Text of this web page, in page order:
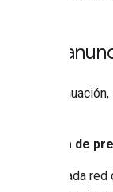
Usa
A
Política de
Cada